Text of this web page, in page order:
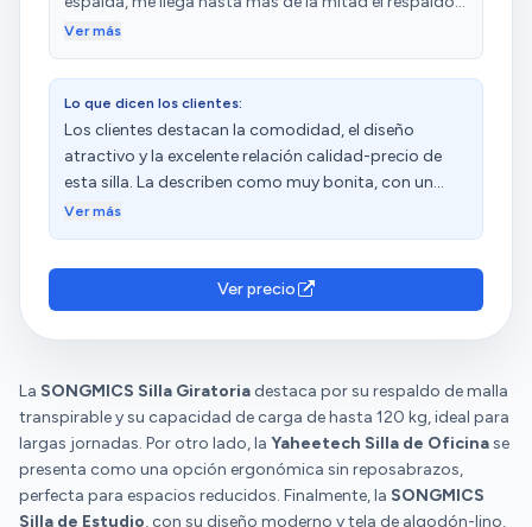
no soy muy alta pero es genial, tiene para reposar los
menos de 1,60m y cómoda también para quien mide
1,75m, tengo las piernas en ángulo recto? Espalda
hacia atrás, cojín de unos 8/9 cm pero bien si no
pesas más de 50 kilos, en las fotos sale con un
plástico protector porque tengo gatos y ya casi lo
quería arañar, está genial, la tela es fina pero bonita,
no se balancea el asiento y las ruedas van perfectas.
Ver más
Lo que dicen los clientes:
Los clientes destacan la comodidad, el diseño
atractivo y la excelente relación calidad-precio de
esta silla. La describen como muy bonita, con un
tacto suave y que queda elegante en la habitación.
aprecian la calidad de la tela y la durabilidad,
mientras que otros tienen opiniones diversas sobre
los productos de repuesto.
Ver más
Ver precio
La SONGMICS Silla Giratoria destaca por su respaldo de malla
transpirable y su capacidad de carga de hasta 120 kg, ideal para
largas jornadas. Por otro lado, la Yaheetech Silla de Oficinase
presenta como una opción ergonómica sin reposabrazos,
perfecta para espacios reducidos. Finalmente, la SONGMICS
Silla de Estudio, con su diseño moderno y tela de algodón-lino,